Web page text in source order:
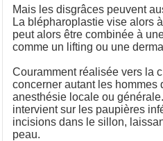
Mais les disgrâces peuvent
La blépharoplastie vise alors
peut alors être combinée à
comme un lifting ou une
Couramment réalisée vers la
concerner autant les hommes
anesthésie locale ou
intervient sur les paupières
incisions dans le sillon,
peau.